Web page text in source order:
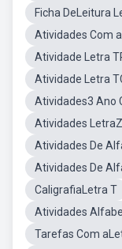
Ficha DeLeitura
Atividades Com
Atividade Letra
Atividade Letra
Atividades3 Ano
Atividades
Atividades De
Atividades De
CaligrafiaLetra T
Atividades
Tarefas Com